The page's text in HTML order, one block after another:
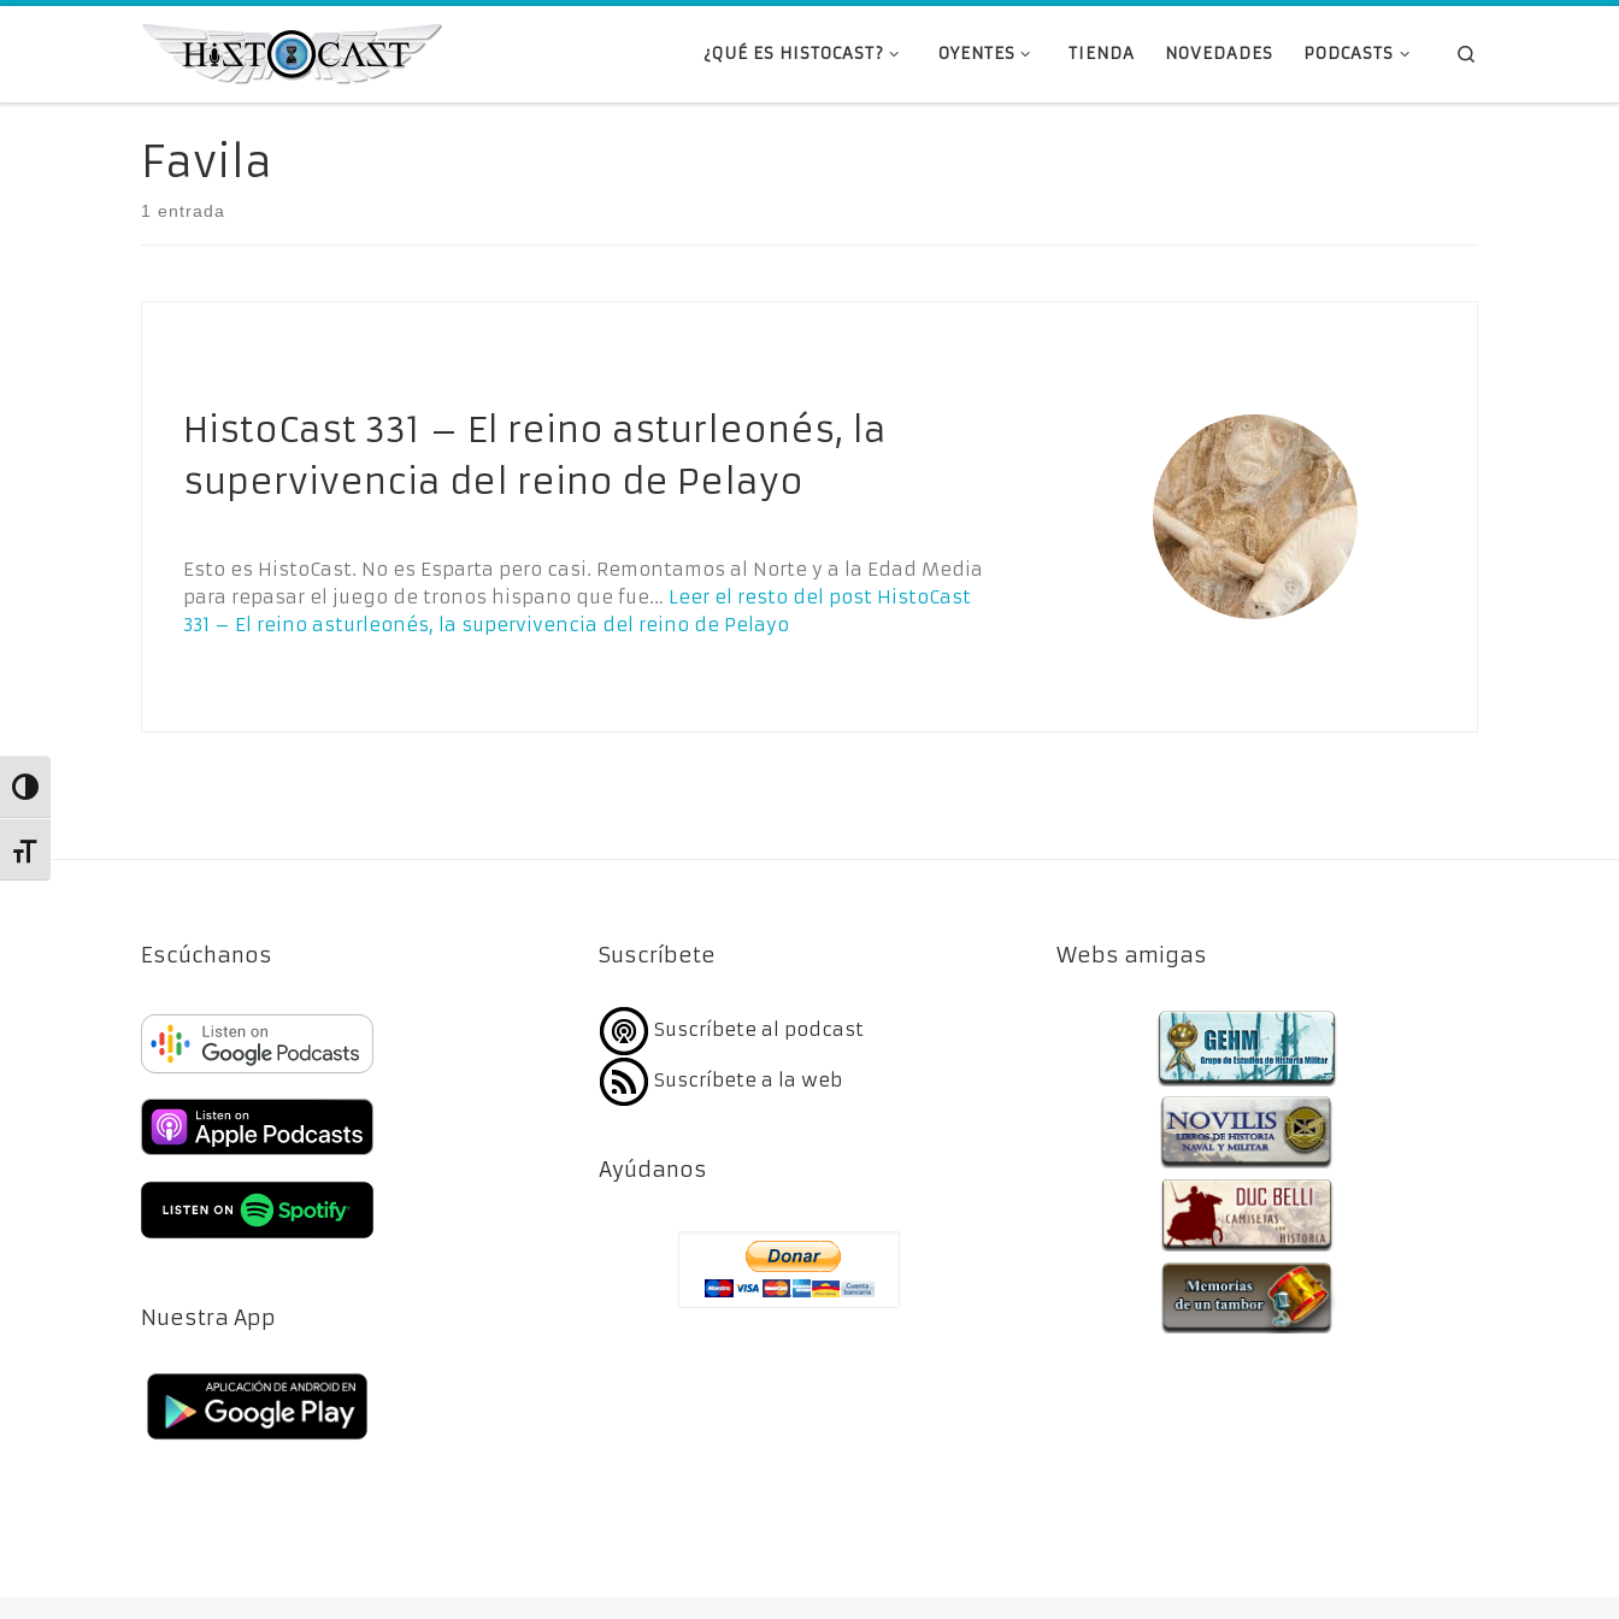
Alternar alto contraste
Alternar tamaño de letra
Saltar al contenido
¿QUÉ ES HISTOCAST? OYENTES TIENDA NOVEDADES PODCASTS
Favila
1 entrada
HistoCast 331 – El reino asturleonés, la
supervivencia del reino de Pelayo
Esto es HistoCast. No es Esparta pero casi. Remontamos al Norte y a la Edad Media
para repasar el juego de tronos hispano que fue… Leer el resto del post HistoCast
331 – El reino asturleonés, la supervivencia del reino de Pelayo
Escúchanos
Nuestra App
Suscríbete
Suscríbete al podcast
Suscríbete a la web
Ayúdanos
Webs amigas